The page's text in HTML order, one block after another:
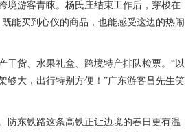
境游客青睐。杨氏庄结束工作后，穿梭在
能买到心仪的商品，也能感受这边的热闹
干货、水果礼盒、跨境特产排队检票。“以
够大，出行特别方便！”广东游客吕先生笑
防东铁路这条高铁正让边境的春日更有温